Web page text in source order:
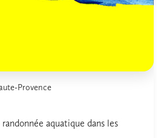
Provence
aquatique dans les